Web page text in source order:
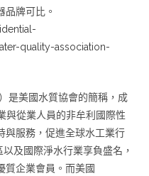
品牌可比。
quality-association-
是美國水質協會的簡稱，成
與從業人員的非牟利國際性
與服務，促進全球水工業行
及國際淨水行業享負盛名，
質企業會員。而美國